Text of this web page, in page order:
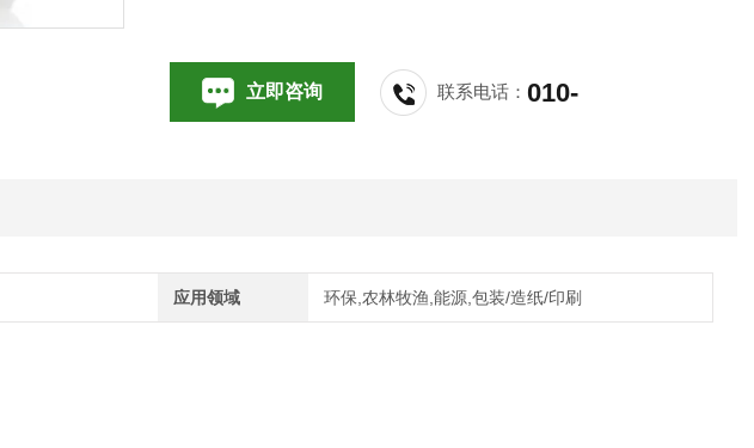
Honeywell等公司直接或间接以该为基础发展了自己
立即咨询 联系电话：010-
应用领域 环保,农林牧渔,能源,包装/造纸/印刷